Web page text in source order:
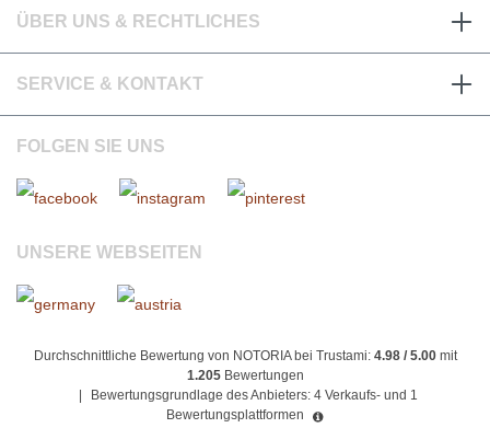
ÜBER UNS & RECHTLICHES
SERVICE & KONTAKT
FOLGEN SIE UNS
UNSERE WEBSEITEN
Durchschnittliche Bewertung von NOTORIA bei Trustami: 4.98 / 5.00mit
1.205 Bewertungen
Bewertungsgrundlage des Anbieters: 4 Verkaufs- und 1
Bewertungsplattformen